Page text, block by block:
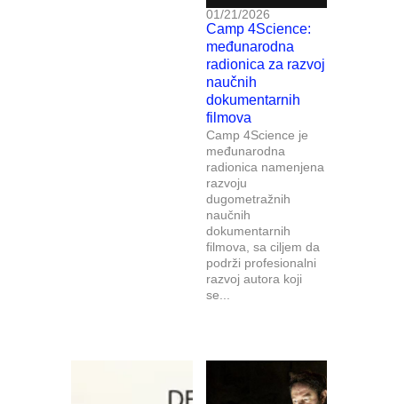
01/21/2026
Camp 4Science:
međunarodna
radionica za razvoj
naučnih
dokumentarnih
filmova
Camp 4Science je
međunarodna
radionica namenjena
razvoju
dugometražnih
naučnih
dokumentarnih
filmova, sa ciljem da
podrži profesionalni
razvoj autora koji
se...